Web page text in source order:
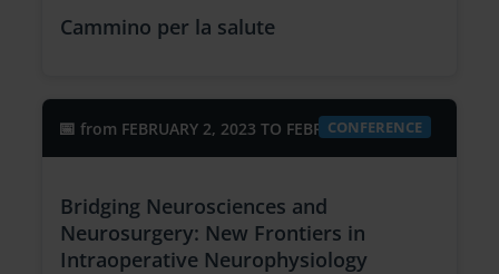
Cammino per la salute
CONFERENCE
From FEBRUARY 2, 2023 TO FEBRUARY 4, 2023
Bridging Neurosciences and
Neurosurgery: New Frontiers in
Intraoperative Neurophysiology